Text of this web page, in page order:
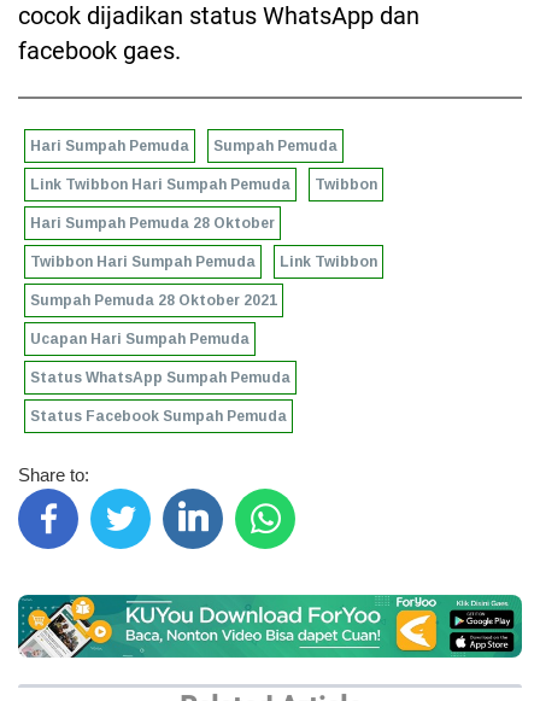
cocok dijadikan status WhatsApp dan
facebook gaes.
Hari Sumpah Pemuda Sumpah Pemuda
Link Twibbon Hari Sumpah Pemuda Twibbon
Hari Sumpah Pemuda 28 Oktober
Twibbon Hari Sumpah Pemuda Link Twibbon
Sumpah Pemuda 28 Oktober 2021
Ucapan Hari Sumpah Pemuda
Status WhatsApp Sumpah Pemuda
Status Facebook Sumpah Pemuda
Share to: